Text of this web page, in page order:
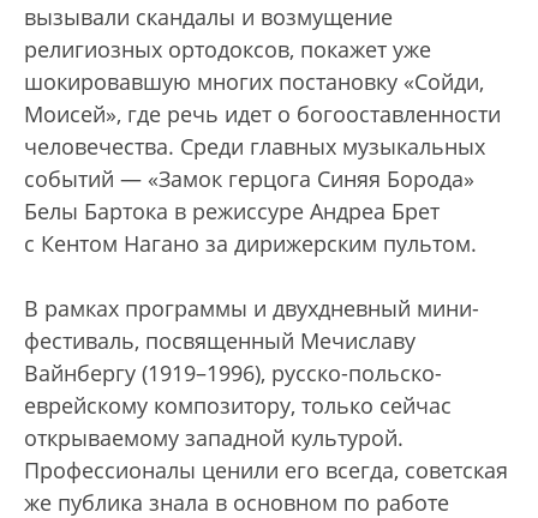
вызывали скандалы и возмущение
религиозных ортодоксов, покажет уже
шокировавшую многих постановку «Сойди,
Моисей», где речь идет о богооставленности
человечества. Среди главных музыкальных
событий — «Замок герцога Синяя Борода»
Белы Бартока в режиссуре Андреа Брет
с Кентом Нагано за дирижерским пультом.
В рамках программы и двухдневный мини-
фестиваль, посвященный Мечиславу
Вайнбергу (1919–1996), русско-польско-
еврейскому композитору, только сейчас
открываемому западной культурой.
Профессионалы ценили его всегда, советская
же публика знала в основном по работе